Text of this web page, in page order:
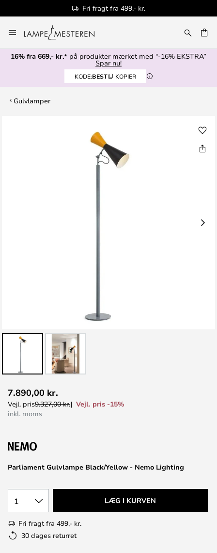
Fri fragt fra 499,- kr.
to
Content
16% fra 669,- kr.* på produkter mærket med “-16% EKSTRA”
Spar nu!
KODE:BEST KOPIER
Gulvlamper
til
starten
Parliament Gulvlampe Black/Yellow - Nemo Lighting
7.890,00 kr.
Vejl. pris9.327,00 kr.
Vejl. pris -15%
inkl. moms
1 LÆG I KURVEN
Fri fragt fra 499,- kr.
30 dages returret